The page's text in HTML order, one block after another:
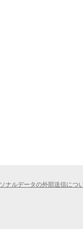
ナルデータの外部送信につ